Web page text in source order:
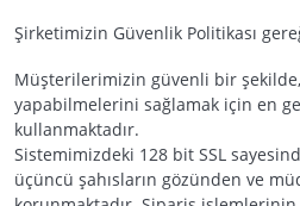
Şirketimizin Güvenlik Politikası
Müşterilerimizin güvenli bir
yapabilmelerini sağlamak için en
kullanmaktadır.
Sistemimizdeki 128 bit SSL
üçüncü şahısların gözünden ve